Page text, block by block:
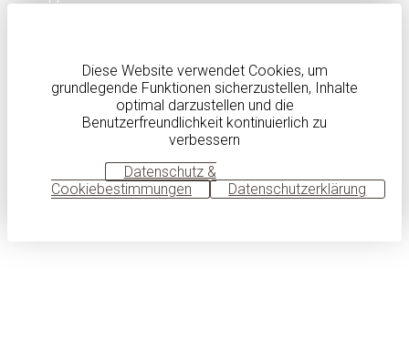
Diese Website verwendet Cookies, um
grundlegende Funktionen sicherzustellen, Inhalte
optimal darzustellen und die
Benutzerfreundlichkeit kontinuierlich zu
verbessern
Datenschutz &
Cookiebestimmungen
Datenschutzerklärung